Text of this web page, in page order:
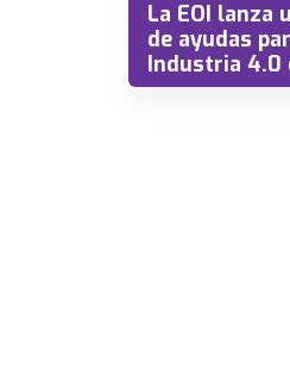
La EOI lanza
de ayudas
Industria 4.0